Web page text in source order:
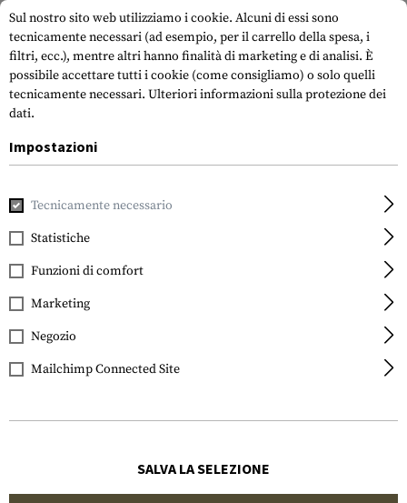
CLAWGEAR CLAWGEAR
Sul nostro sito web utilizziamo i cookie. Alcuni di essi sono
tecnicamente necessari (ad esempio, per il carrello della spesa, i
filtri, ecc.), mentre altri hanno finalità di marketing e di analisi. È
possibile accettare tutti i cookie (come consigliamo) o solo quelli
tecnicamente necessari. Ulteriori informazioni sulla protezione dei
dati.
Impostazioni
Tecnicamente necessario
Statistiche
Funzioni di comfort
Marketing
Negozio
Mailchimp Connected Site
SALVA LA SELEZIONE